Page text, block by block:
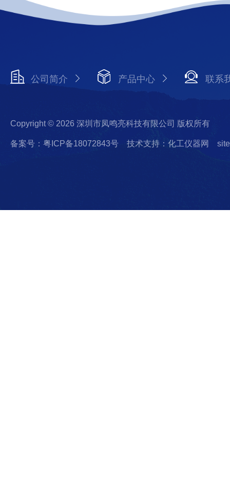
公司简介 产品中心 联系
Copyright © 2026 深圳市凤鸣亮科技有限公司 版权所有
备案号：粤ICP备18072843号 技术支持：化工仪器网